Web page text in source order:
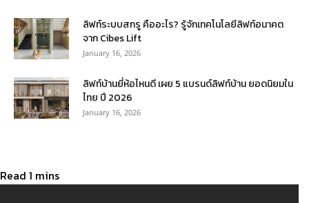
ลิฟท์ระบบสกรู คืออะไร? รู้จักเทคโนโลยีลิฟท์อนาคต
จาก Cibes Lift
January 16, 2026
ลิฟท์บ้านยี่ห้อไหนดี เผย 5 แบรนด์ลิฟท์บ้าน ยอดนิยมใน
ไทย ปี 2026
January 16, 2026